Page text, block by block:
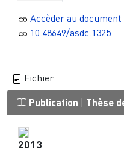
Accèder au document
10.48649/asdc.1325
Fichier
Publication Thèse
2013